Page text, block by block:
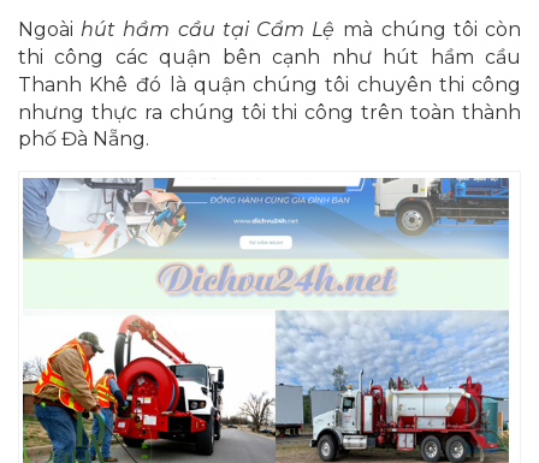
Ngoàihút hầm cầu tại Cẩm Lệ mà chúng tôi còn
thi công các quận bên cạnh như hút hầm cầu
Thanh Khê đó là quận chúng tôi chuyên thi công
nhưng thực ra chúng tôi thi công trên toàn thành
phố Đà Nẵng.